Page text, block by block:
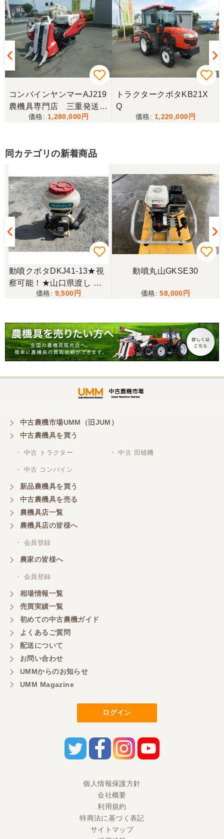
香川県／井上
とても良くしてもらいました。また購入したいと思
います。
香川県／西川忠洋
丁寧な対応をしていただき計量選別機を無事持ち帰
ることができました。今年の籾摺り時に旧機が故障
し、修理の目途が無い中、手頃な価格の本機を見つ
けることが出来て大満足です。リンスクさんありが
10月にコンバインを購入させていただきました、香
川県から熊本県まで運んでもらい、 とても親切に機
械の説明をしていただき感謝しています。 そして、
この度無事に稲刈りを行い、終了しました。 農機リ
ンクスさん、ありがとうございました。
コンバインヤンマーAJ219
農機具専門店 三重発送整
備済み
1,280,000
トラクタークボタKB21X
Q
1,220,000
同カテゴリの新着商品
動噴クボタDKJ41-13★視
察可能！★山口県渡し ク
ボタ 背負動噴 DKJ41-13
現状渡し【P11367092】
9,500
動噴丸山GKSE30
58,000
中古農機市場UMM（旧JUM）
中古農機具を買う
・ 中古 トラクター ・ 中古 田植機
・ 中古 コンバイン
新品農機具を買う
中古農機具を売る
農機具店一覧
農機具店の皆様へ
・ 会員登録
農家の皆様へ
・ 会員登録
相場情報一覧
売買実績一覧
初めての中古農機ガイド
よくあるご質問
配送について
お問い合わせ
UMMからのお知らせ
UMM Magazine
ログイン
個人情報保護方針
会社概要
利用規約
特商法に基づく表記
サイトマップ